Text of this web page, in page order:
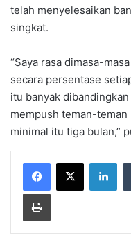
telah menyelesaikan
singkat.
“Saya rasa dimasa-
secara persentase
itu banyak
mempush teman-
minimal itu tiga bulan,”
Print